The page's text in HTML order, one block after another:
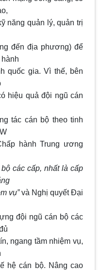
năng quản lý, quản trị
đến địa phương) để
quốc gia. Vì thế, bên
hiệu quả đội ngũ cán
tác cán bộ theo tinh
hành Trung ương
các cấp, nhất là cấp
vụ”và Nghị quyết Đại
đội ngũ cán bộ các
ngang tầm nhiệm vụ,
hệ cán bộ. Nâng cao